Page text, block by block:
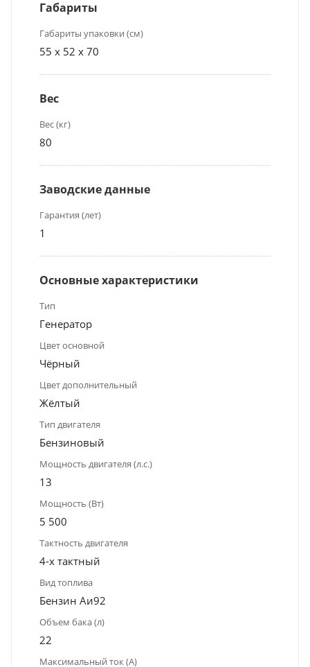
Габариты
Габариты упаковки (см)
55 x 52 x 70
Вес
Вес (кг)
80
Заводские данные
Гарантия (лет)
1
Основные характеристики
Тип
Генератор
Цвет основной
Чёрный
Цвет дополнительный
Жёлтый
Тип двигателя
Бензиновый
Мощность двигателя (л.с.)
13
Мощность (Вт)
5 500
Тактность двигателя
4-х тактный
Вид топлива
Бензин Аи92
Объем бака (л)
22
Максимальный ток (А)